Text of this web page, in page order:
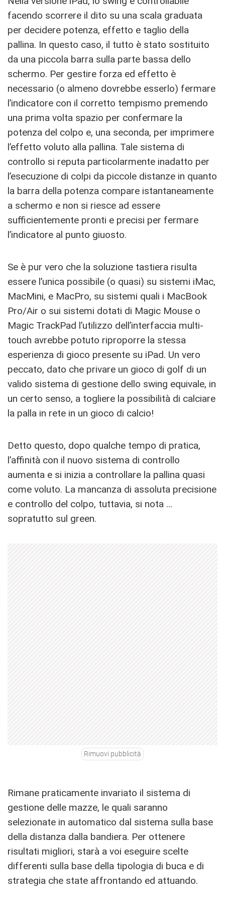
facendo scorrere il dito su una scala graduata
per decidere potenza, effetto e taglio della
pallina. In questo caso, il tutto è stato sostituito
da una piccola barra sulla parte bassa dello
schermo. Per gestire forza ed effetto è
necessario (o almeno dovrebbe esserlo) fermare
l’indicatore con il corretto tempismo premendo
una prima volta spazio per confermare la
potenza del colpo e, una seconda, per imprimere
l’effetto voluto alla pallina. Tale sistema di
controllo si reputa particolarmente inadatto per
l’esecuzione di colpi da piccole distanze in quanto
la barra della potenza compare istantaneamente
a schermo e non si riesce ad essere
sufficientemente pronti e precisi per fermare
l’indicatore al punto giuosto.
Se è pur vero che la soluzione tastiera risulta
essere l’unica possibile (o quasi) su sistemi iMac,
MacMini, e MacPro, su sistemi quali i MacBook
Pro/Air o sui sistemi dotati di Magic Mouse o
Magic TrackPad l’utilizzo dell’interfaccia multi-
touch avrebbe potuto riproporre la stessa
esperienza di gioco presente su iPad. Un vero
peccato, dato che privare un gioco di golf di un
valido sistema di gestione dello swing equivale, in
un certo senso, a togliere la possibilità di calciare
la palla in rete in un gioco di calcio!
Detto questo, dopo qualche tempo di pratica,
l’affinità con il nuovo sistema di controllo
aumenta e si inizia a controllare la pallina quasi
come voluto. La mancanza di assoluta precisione
e controllo del colpo, tuttavia, si nota …
sopratutto sul green.
Rimuovi pubblicità
Rimane praticamente invariato il sistema di
gestione delle mazze, le quali saranno
selezionate in automatico dal sistema sulla base
della distanza dalla bandiera. Per ottenere
risultati migliori, starà a voi eseguire scelte
differenti sulla base della tipologia di buca e di
strategia che state affrontando ed attuando.